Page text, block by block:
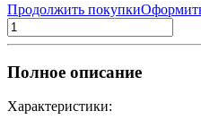
Продолжить покупки
Полное описание
Характеристики: